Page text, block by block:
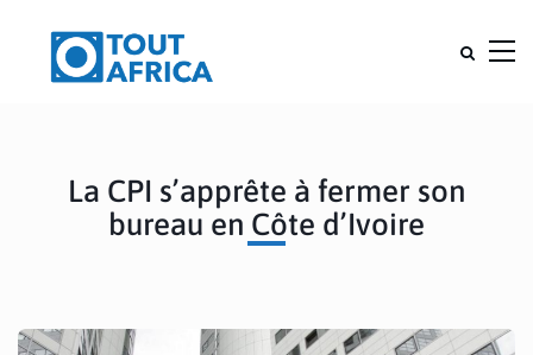
La CPI s’apprête à fermer son
bureau en Côte d’Ivoire